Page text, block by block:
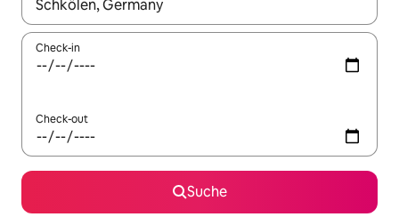
Wenn Ergebnisse verfügbar sind, navigiere mit den
Check-in
Check-out
Suche